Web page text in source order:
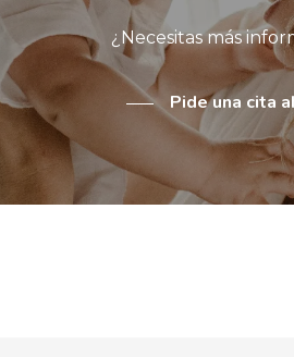
¿Necesitas más
Pide una cita